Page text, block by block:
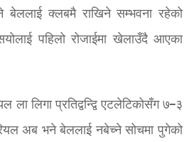
बेललाई क्लबमै राखिने सम्भवना रहेको
पहिलो रोजाईमा खेलाउँदै आएका
ला लिगा प्रतिद्वन्द्वि एटलेटिकोसँग ७–३
अब भने बेललाई नबेच्ने सोचमा पुगेको